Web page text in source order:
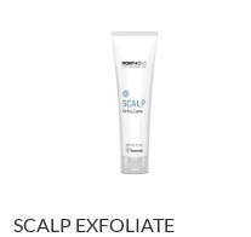
SCALP EXFOLIATE